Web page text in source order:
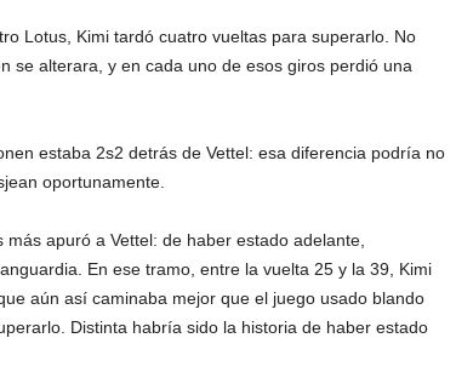
Lotus, Kimi tardó cuatro vueltas para superarlo. No
se alterara, y en cada uno de esos giros perdió una
estaba 2s2 detrás de Vettel: esa diferencia podría no
oportunamente.
apuró a Vettel: de haber estado adelante,
En ese tramo, entre la vuelta 25 y la 39, Kimi
aún así caminaba mejor que el juego usado blando
Distinta habría sido la historia de haber estado